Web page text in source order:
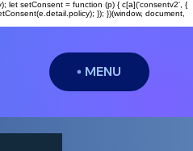
let setConsent = function (p) { c[a]('consentv2', {
}); })(window, document,
MENU